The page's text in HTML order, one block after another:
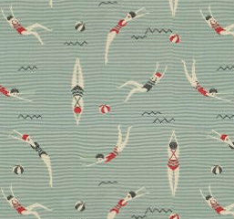
Gegensätze wie Mohair. In
verraten wir, was die feine
am schönsten zur Geltung
Stoffe Stoffkunde